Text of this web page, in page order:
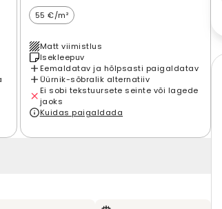
55 €/m²
Matt viimistlus
Isekleepuv
Eemaldatav ja hõlpsasti paigaldatav
Üürnik-sõbralik alternatiiv
Ei sobi tekstuursete seinte või lagede
jaoks
Kuidas paigaldada